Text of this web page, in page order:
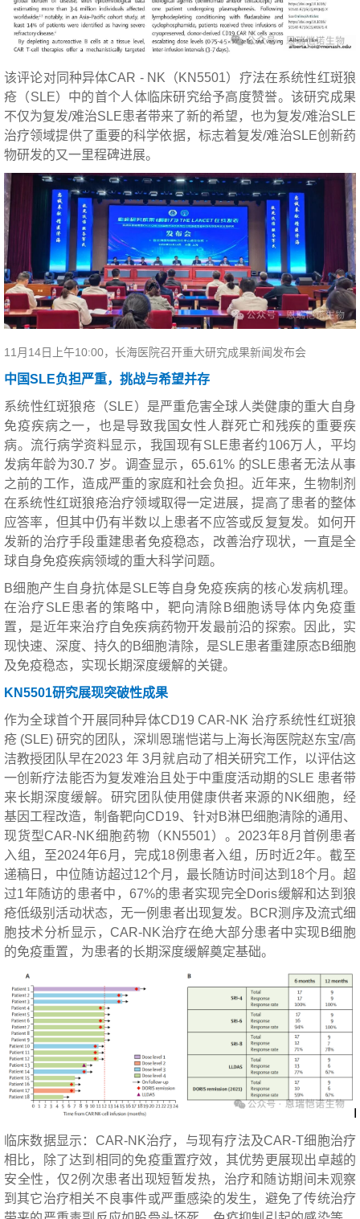
该评论对同种异体CAR - NK（KN5501）疗法在系统性红斑狼
疮（SLE）中的首个人体临床研究给予高度赞誉。该研究成果
不仅为复发/难治SLE患者带来了新的希望，也为复发/难治SLE
治疗领域提供了重要的科学依据，标志着复发/难治SLE创新药
物研发的又一里程碑进展。
11月14日上午10:00，长海医院召开重大研究成果新闻发布会
中国SLE负担严重，挑战与希望并存
系统性红斑狼疮（SLE）是严重危害全球人类健康的重大自身
免疫疾病之一，也是导致我国女性人群死亡和残疾的重要疾
病。流行病学资料显示，我国现有SLE患者约106万人，平均
发病年龄为30.7 岁。调查显示，65.61% 的SLE患者无法从事
之前的工作，造成严重的家庭和社会负担。近年来，生物制剂
在系统性红斑狼疮治疗领域取得一定进展，提高了患者的整体
应答率，但其中仍有半数以上患者不应答或反复复发。如何开
发新的治疗手段重建患者免疫稳态，改善治疗现状，一直是全
球自身免疫疾病领域的重大科学问题。
B细胞产生自身抗体是SLE等自身免疫疾病的核心发病机理。
在治疗SLE患者的策略中，靶向清除B细胞诱导体内免疫重
置，是近年来治疗自免疾病药物开发最前沿的探索。因此，实
现快速、深度、持久的B细胞清除，是SLE患者重建原态B细胞
及免疫稳态，实现长期深度缓解的关键。
KN5501研究展现突破性成果
作为全球首个开展同种异体CD19 CAR-NK 治疗系统性红斑狼
疮 (SLE) 研究的团队，深圳恩瑞恺诺与上海长海医院赵东宝/高
洁教授团队早在2023 年 3月就启动了相关研究工作，以评估这
一创新疗法能否为复发难治且处于中重度活动期的SLE 患者带
来长期深度缓解。研究团队使用健康供者来源的NK细胞，经
基因工程改造，制备靶向CD19、针对B淋巴细胞清除的通用、
现货型CAR-NK细胞药物（KN5501）。2023年8月首例患者
入组，至2024年6月，完成18例患者入组，历时近2年。截至
递稿日，中位随访超过12个月，最长随访时间达到18个月。超
过1年随访的患者中，67%的患者实现完全Doris缓解和达到狼
疮低级别活动状态，无一例患者出现复发。BCR测序及流式细
胞技术分析显示，CAR-NK治疗在绝大部分患者中实现B细胞
的免疫重置，为患者的长期深度缓解奠定基础。
临床数据显示：CAR-NK治疗，与现有疗法及CAR-T细胞治疗
相比，除了达到相同的免疫重置疗效，其优势更展现出卓越的
安全性，仅2例次患者出现短暂发热，治疗和随访期间未观察
到其它治疗相关不良事件或严重感染的发生，避免了传统治疗